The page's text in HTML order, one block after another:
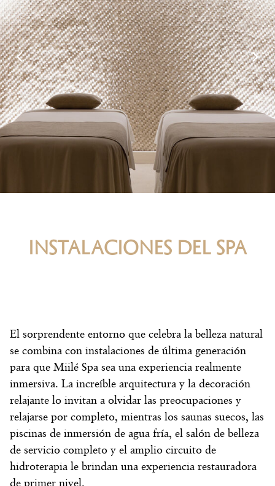
INSTALACIONES DEL SPA
El sorprendente entorno que celebra la belleza natural
se combina con instalaciones de última generación
para que Miilé Spa sea una experiencia realmente
inmersiva. La increíble arquitectura y la decoración
relajante lo invitan a olvidar las preocupaciones y
relajarse por completo, mientras los saunas suecos, las
piscinas de inmersión de agua fría, el salón de belleza
de servicio completo y el amplio circuito de
hidroterapia le brindan una experiencia restauradora
de primer nivel.